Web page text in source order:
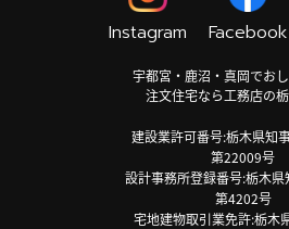
Instagram Facebook
宇都宮・鹿沼・真岡でお
注文住宅なら工務店の
建設業許可番号:栃木県知
第22009号
設計事務所登録番号:栃木県
第4202号
宅地建物取引業免許:栃木